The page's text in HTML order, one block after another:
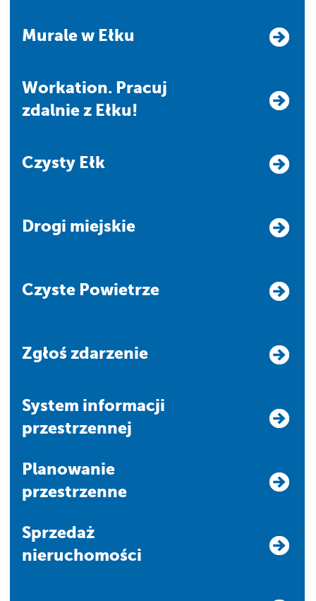
Murale w Ełku
Workation. Pracuj
zdalnie z Ełku!
Czysty Ełk
Drogi miejskie
Czyste Powietrze
Zgłoś zdarzenie
system informacji
przestrzennej
Planowanie
przestrzenne
Sprzedaż
nieruchomości